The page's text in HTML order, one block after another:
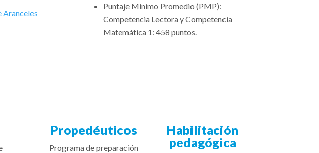
Aranceles
Puntaje Mínimo Promedio (PMP):
Competencia Lectora y Competencia
Matemática 1: 458 puntos.
Propedéuticos
Programa de preparación
Habilitación
pedagógica